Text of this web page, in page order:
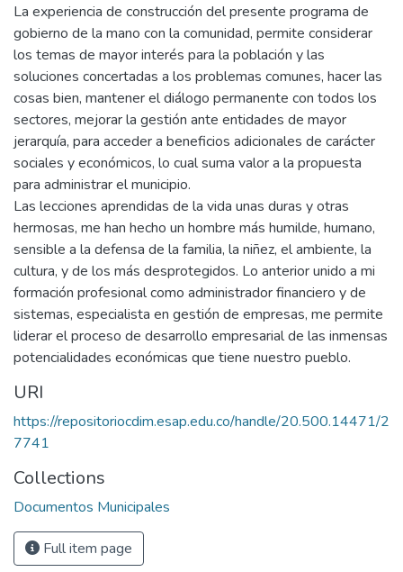
La experiencia de construcción del presente programa de
gobierno de la mano con la comunidad, permite considerar
los temas de mayor interés para la población y las
soluciones concertadas a los problemas comunes, hacer las
cosas bien, mantener el diálogo permanente con todos los
sectores, mejorar la gestión ante entidades de mayor
jerarquía, para acceder a beneficios adicionales de carácter
sociales y económicos, lo cual suma valor a la propuesta
para administrar el municipio.
Las lecciones aprendidas de la vida unas duras y otras
hermosas, me han hecho un hombre más humilde, humano,
sensible a la defensa de la familia, la niñez, el ambiente, la
cultura, y de los más desprotegidos. Lo anterior unido a mi
formación profesional como administrador financiero y de
sistemas, especialista en gestión de empresas, me permite
liderar el proceso de desarrollo empresarial de las inmensas
potencialidades económicas que tiene nuestro pueblo.
URI
https://repositoriocdim.esap.edu.co/handle/20.500.14471/2
7741
Collections
Documentos Municipales
Full item page